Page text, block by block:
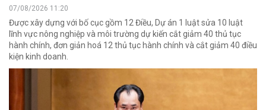
07/08/2026 11:20
Được xây dựng với bố cục gồm 12 Điều, Dự án 1 luật sửa 10 luật
lĩnh vực nông nghiệp và môi trường dự kiến cắt giảm 40 thủ tục
hành chính, đơn giản hoá 12 thủ tục hành chính và cắt giảm 40 điều
kiện kinh doanh.